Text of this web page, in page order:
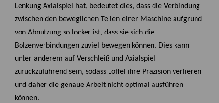
Lenkung Axialspiel hat, bedeutet dies, dass die Verbindung
zwischen den beweglichen Teilen einer Maschine aufgrund
von Abnutzung so locker ist, dass sie sich die
Bolzenverbindungen zuviel bewegen können. Dies kann
unter anderem auf Verschleiß und Axialspiel
zurückzuführend sein, sodass Löffel ihre Präzision verlieren
und daher die genaue Arbeit nicht optimal ausführen
können.